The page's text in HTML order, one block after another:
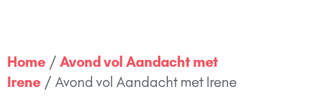
Home / Avond vol Aandacht met
Irene / Avond vol Aandacht met Irene